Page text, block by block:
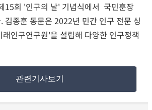
15회 '인구의 날' 기념식에서 국민훈장
김종훈 동문은 2022년 민간 인구 전문 싱
인구연구원'을 설립해 다양한 인구정책
관련기사보기